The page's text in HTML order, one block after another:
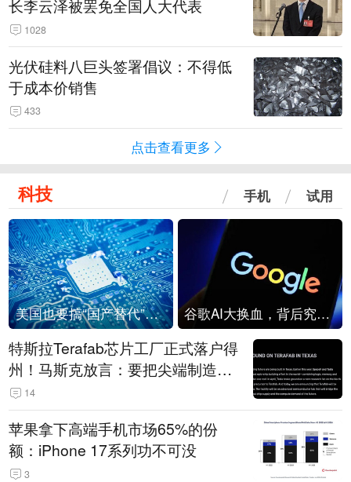
长李云泽被罢免全国人大代表
1028
光伏硅料八巨头签署倡议：不得低
于成本价销售
433
点击查看更多
科技 手机 试用
美国也要搞“国产替代”？先算清三笔账 谷歌AI大换血，背后究竟发生了什么？
特斯拉Terafab芯片工厂正式落户得
州！马斯克放言：要把尖端制造带
回美国
14
苹果拿下高端手机市场65%的份
额：iPhone 17系列功不可没
3